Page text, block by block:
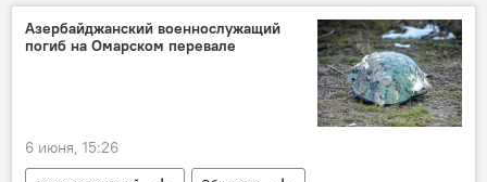
рейс
Азербайджанский военнослужащий
погиб на Омарском перевале
6 июня, 15:26